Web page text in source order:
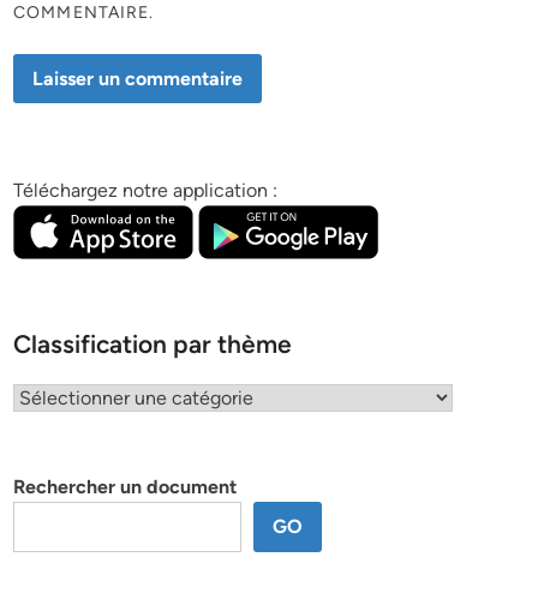
COMMENTAIRE.
Téléchargez notre application :
Classification par thème
Classification
Rechercher un document
GO